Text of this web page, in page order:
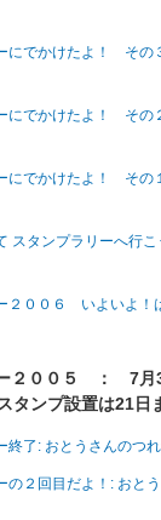
にでかけたよ！ その
にでかけたよ！ その
にでかけたよ！ その
スタンプラリーへ行
２００６ いよいよ！
２００５ ： 7月
タンプ設置は21
終了: おとうさんのつ
の２回目だよ！: おと